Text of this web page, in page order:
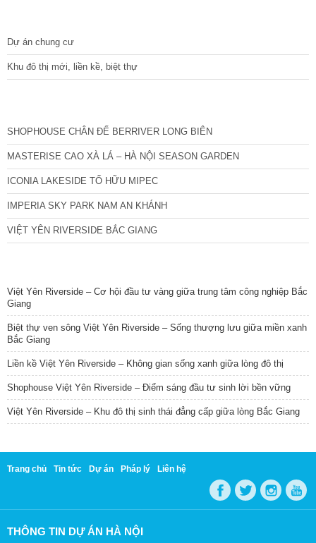
Dự án chung cư
Khu đô thị mới, liền kề, biệt thự
SHOPHOUSE CHÂN ĐẾ BERRIVER LONG BIÊN
MASTERISE CAO XÀ LÁ – HÀ NỘI SEASON GARDEN
ICONIA LAKESIDE TỐ HỮU MIPEC
IMPERIA SKY PARK NAM AN KHÁNH
VIỆT YÊN RIVERSIDE BẮC GIANG
Việt Yên Riverside – Cơ hội đầu tư vàng giữa trung tâm công nghiệp Bắc
Giang
Biệt thự ven sông Việt Yên Riverside – Sống thượng lưu giữa miền xanh
Bắc Giang
Liền kề Việt Yên Riverside – Không gian sống xanh giữa lòng đô thị
Shophouse Việt Yên Riverside – Điểm sáng đầu tư sinh lời bền vững
Việt Yên Riverside – Khu đô thị sinh thái đẳng cấp giữa lòng Bắc Giang
Trang chủ Tin tức Dự án Pháp lý Liên hệ
THÔNG TIN DỰ ÁN HÀ NỘI